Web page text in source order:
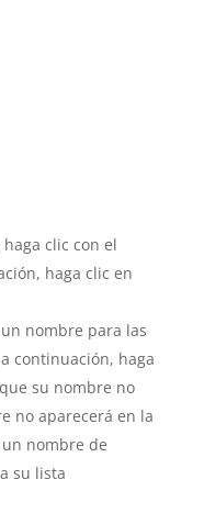
clic con el
haga clic en
nombre para las
continuación, haga
su nombre no
no aparecerá en la
nombre de
su lista